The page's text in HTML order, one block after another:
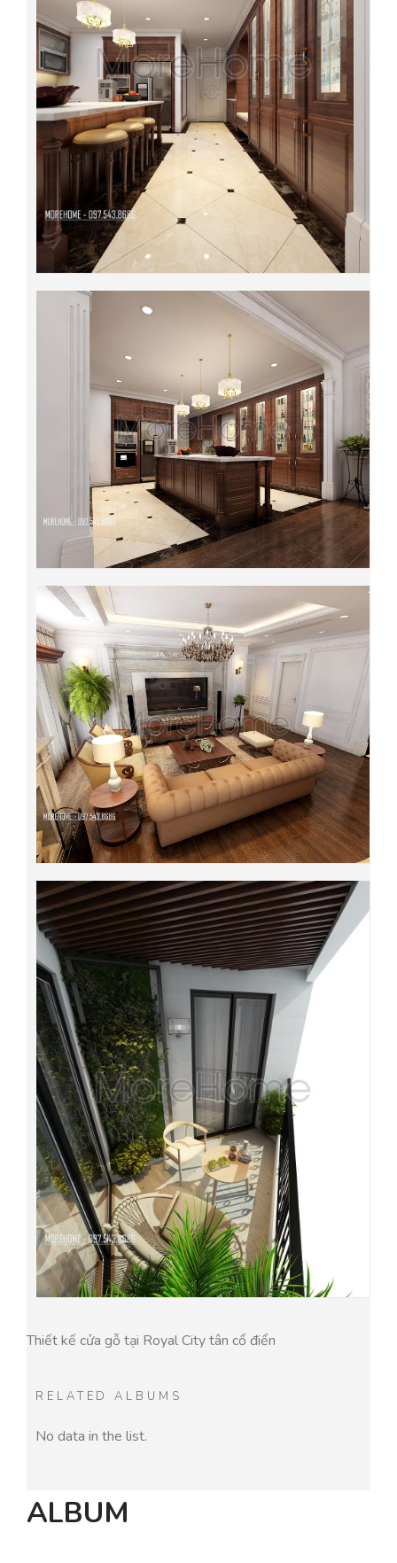
Thiết kế cửa gỗ tại Royal City tân cổ điển
RELATED ALBUMS
No data in the list.
ALBUM